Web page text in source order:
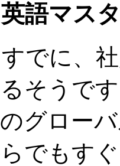
語マス
でに、
そうで
グロー
でもす